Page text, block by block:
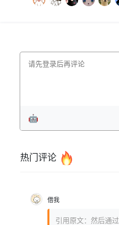
🤖
热门评论
借我
引用原文：然后通过